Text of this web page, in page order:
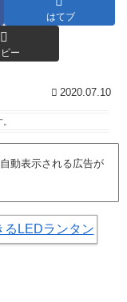
はてブ
ー
2020.07.10
動表示される広告が